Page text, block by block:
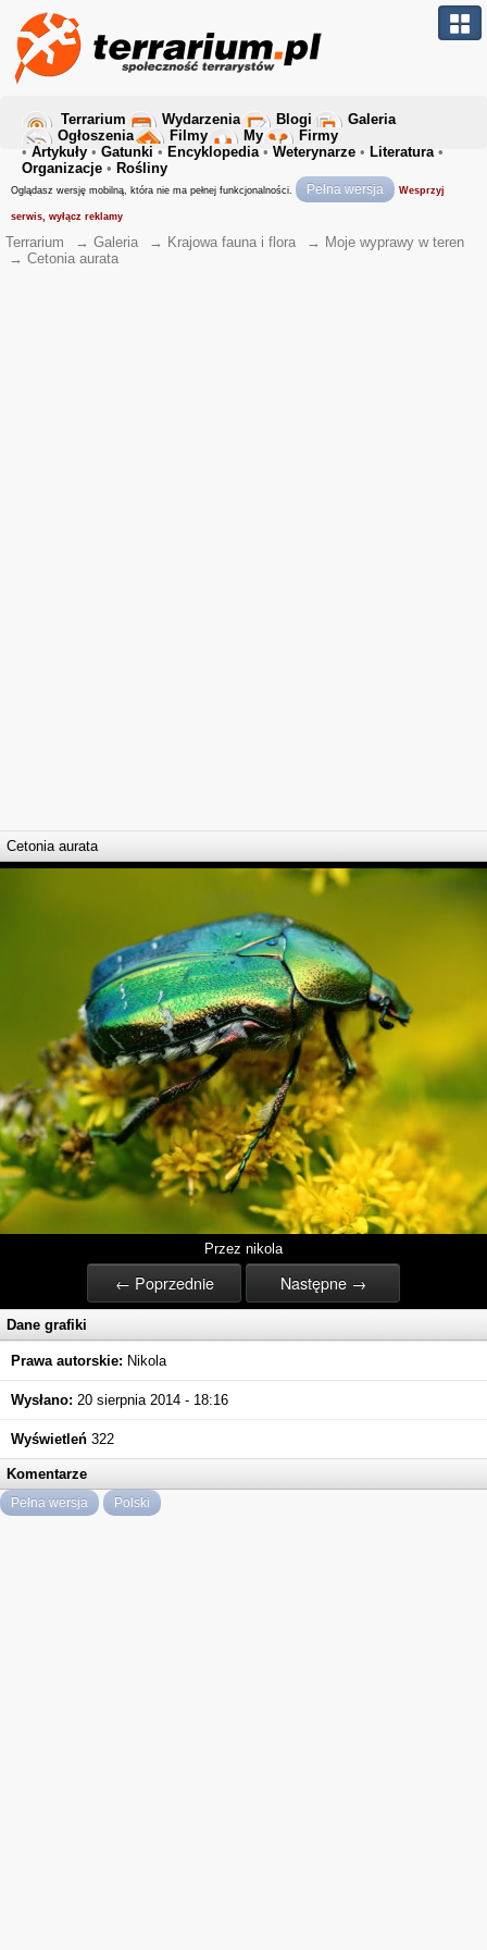
Terrarium Wydarzenia Blogi
Galeria
Ogłoszenia
Filmy My
Firmy
• Artykuły • Gatunki • Encyklopedia• Weterynarze • Literatura•
Organizacje • Rośliny
Oglądasz wersję mobilną, która nie ma pełnej funkcjonalności. Pełna wersja Wesprzyj
serwis, wyłącz reklamy
Terrarium → Galeria → Krajowa fauna i flora → Moje wyprawy w teren
→ Cetonia aurata
Cetonia aurata
Przez nikola
← Poprzednie Następne →
Dane grafiki
Prawa autorskie: Nikola
Wysłano: 20 sierpnia 2014 - 18:16
Wyświetleń 322
Komentarze
Pełna wersja Polski